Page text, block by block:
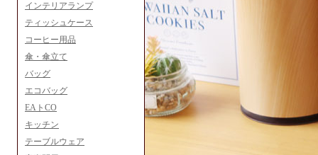
インテリアランプ
ティッシュケース
コーヒー用品
傘・傘立て
バッグ
エコバッグ
EAトCO
キッチン
テーブルウェア